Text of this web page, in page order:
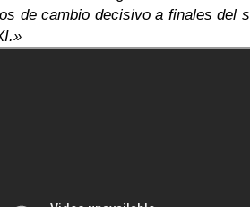
de cambio decisivo a finales del